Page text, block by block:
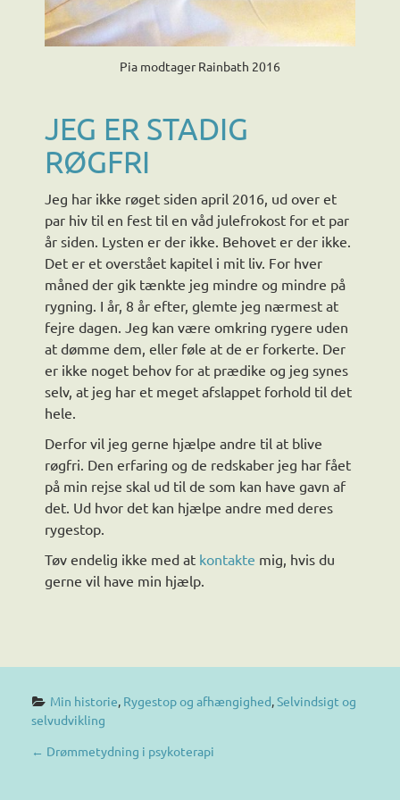
Pia modtager Rainbath 2016
JEG ER STADIG
RØGFRI
Jeg har ikke røget siden april 2016, ud over et
par hiv til en fest til en våd julefrokost for et par
år siden. Lysten er der ikke. Behovet er der ikke.
Det er et overstået kapitel i mit liv. For hver
måned der gik tænkte jeg mindre og mindre på
rygning. I år, 8 år efter, glemte jeg nærmest at
fejre dagen. Jeg kan være omkring rygere uden
at dømme dem, eller føle at de er forkerte. Der
er ikke noget behov for at prædike og jeg synes
selv, at jeg har et meget afslappet forhold til det
hele.
Derfor vil jeg gerne hjælpe andre til at blive
røgfri. Den erfaring og de redskaber jeg har fået
på min rejse skal ud til de som kan have gavn af
det. Ud hvor det kan hjælpe andre med deres
rygestop.
Tøv endelig ikke med at kontakte mig, hvis du
gerne vil have min hjælp.
Min historie Rygestop og afhængighed Selvindsigt og
selvudvikling
P
← Drømmetydning i psykoterapi